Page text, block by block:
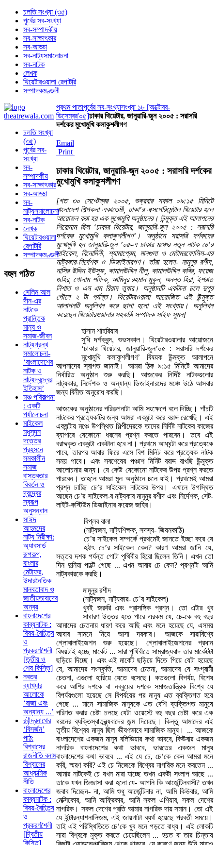
চলতি সংখ্যা (৩৫)
পূর্বের সব-সংখ্যা
সব-সম্পাদকীয়
সব-সাক্ষাৎকার
সব-আড্ডা
সব-নাট্যসমালোচনা
সব-নাটক
লেখক
থিয়েটারওয়ালা রেপাটরি
সম্পাদকমণ্ডলী
প্রথম পাতাপূর্বের সব-সংখ্যাসংখ্যা ১৮ [অক্টোবর-
ডিসেম্বর'০৫]ঢাকার থিয়েটার, জানুয়ারি-জুন ২০০৫ : সরাসরি
দর্শকের মুখোমুখি কলাকুশলীগণ
Email
Print
ঢাকার থিয়েটার, জানুয়ারি-জুন ২০০৫ : সরাসরি দর্শকের
মুখোমুখি কলাকুশলীগণ
[গত ৩০ সেপ্টেম্বর ২০০৫, শুক্রবার সকাল ০৯:১৫ মিনিটে
বাংলাদেশ শিল্পকলা একাডেমী, ঢাকা’র এক্সপেরিমেন্টাল থিয়েটার হলে
আয়োজন করা হয় এক মুখোমুখি অনুষ্ঠানের। উন্মুক্ত এই আলাপনের
শিরোনাম ছিল ‘ঢাকার থিয়েটার, জানুয়ারি-জুন ২০০৫ : সরাসরি
দর্শকের মুখোমুখি কলাকুশলীগণ’। অনুষ্ঠানে সরাসরি দর্শকদের
মুখোমুখি হন জানুয়ারি-জুন ’০৫-এ ঢাকার মঞ্চের নতুন নাটক চে’র
সাইকেল, বিনোদিনী, শ্যামাপ্রেম, মানগুলা ও মেটামরফোসিস-এর
নাট্যকার-নির্দেশক ও ডিজাইনারগণ। তাঁরা হলেন- মামুনুর রশীদ,
নাসির উদ্দিন ইউসুফ, কামালউদ্দিন নীলু, কামালউদ্দিন কবির, ফয়েজ
জহির, গোলাম শফিক, আমিনুর রহমান মুকুল, অনন্ত হিরা, ইশরাত
নিশাত ও এস এম রিয়াদ তুষার। অনুষ্ঠানটি একটানা চলে দুপুর
পৌনে ২ টা পর্যন্ত। থিয়েটারওয়ালা আয়োজিত এই উন্মুক্ত
আলাপনটি অনুলিখন করে ছাপা হলো এই সংখ্যায়। অনুলিখন
করেছেন থিয়েটারওয়ালার সহকারী সম্পাদক সাইফ সুমন]
হাসান শাহরিয়ার
সুধি দর্শকবৃন্দ, শুভসকাল। থিয়েটারওয়ালার আয়োজনে
‘ঢাকার থিয়েটার, জানুয়ারি-জুন’০৫ : সরাসরি দর্শকের
মুখোমুখি কলাকুশলীগণ’ বিষয়ক উন্মক্ত আলাপনে
আপনাদের স্বাগত জানাই। আমরা ঠিক ৯:১৫ মিনিটে আমাদের
নির্ধারিত অনুষ্ঠান শুরু করছি। আজকের নির্দিষ্ট নাটকগুলোর
নাট্যকার, নির্দেশক ও অন্যান্য ডিজাইনারদের মঞ্চে উঠে আসবার
জন্য বিনীত অনুরোধ করছি।
আজকের অনুষ্ঠানের পরিকল্পনাটা আমি সংক্ষেপে বলে দিচ্ছি। পাঁচটি
নাটকের প্রত্যেকটির জন্য আমরা একঘন্টা করে বরাদ্দ রেখেছি। এই
একঘন্টায় মঞ্চে উপস্থিত শিল্পীদেরকে তাদের নির্দিষ্ট নাটকের কাজের
ব্যাপারে যেকোনো ধরনের প্রশ্ন করতে পারবেন। তবে এই
বরাদ্দকৃত একঘন্টা একটানা হবে না। প্রথমে আধঘন্টা করে প্রত্যেকে
পাবে, তারপর আবার ফিরে এসে বিশ মিনিট করে প্রত্যেক নাটক
সময় পাবে। এবং সবশেষের পঞ্চাশ মিনিট বরাদ্দ রাখছি উন্মুক্ত
আলোচনার জন্য। যে কেউ যেকোনো নাটকের উপর প্রশ্ন করতে
পারবেন। তাহলে আমরা মূল অনুষ্ঠানে চলে যাই। প্রথমেই আমরা
প্রশ্ন চাচ্ছি চে’র সাইকেল নাটকের উপর। এখানে উপস্থিত
আছেন চে’র সাইকেল-র নাট্যকার মামুনুর রশীদ এবং নির্দেশক, সেট-
লাইট-কস্টিউম ডিজাইনার ফয়েজ জহির।
বিপ্লব বালা
(নাট্যজন, নাট্যশিক্ষক, সদস্য- জিয়নকাঠি)
চে’র সাইকেল সম্পর্কে প্রথমেই জানতে ইচ্ছা করে যে
হঠাৎ চে’র সাইকেল কেন? কারণ আমরা জানি যে,
সত্তর দশক পর্যন্ত গোটা পৃথিবীর হিরো ছিলেন তিনি। এখন তো
দিন দুনিয়া পাল্টে গেছে ... এখন আবার চে কেন? প্রশ্নটা আমি
নাট্যকারকে করছি।
মামুনুর রশীদ
(নাট্যজন, নাট্যকার- চে’র সাইকেল)
খুবই জরুরি এবং প্রাসঙ্গিক প্রশ্ন। তো এটার খুব
সাধারণ উত্তর হতে পারে এরকম যে, চে-কে বহু বছর
আমাদের চেতনায় ধারণ করে আছি এবং মনে হয়েছে যে, এসময়
আবার সামনে নিয়ে আসা দরকার। আজকে সারাবিশ্বে
গ্লোবালাইজেশন শুরু হয়েছে। গ্লোবালাইজেশনের প্রধান
বিষয়টাই হচ্ছে মার্কেট ... সারা পৃথিবীতে সাম্রাজ্যবাদ তার মার্কেটটা
ছড়িয়ে দিচ্ছে। এবং এই মার্কেট ছড়িয়ে দিতে গিয়ে যেটা হয়েছে
যে, আমাদের সংস্কৃতি, আমাদের চেতনা, আমাদের যে সংগ্রামী
চেতনা, এগুলো হারিয়ে যেতে বসেছে। কতগুলো বিপর্যয়, বিশেষ
করে আশির দশকে বা নব্বুয়ের দশকে সমাজতান্ত্রিক বিশ্বে যে
বিপর্যয়গুলো হয়েছে সে বিপর্যয়ের পর মানুষ এত ব্যক্তিগত হয়ে
গেছে ... মানে সামাজিক মানুষকে এত বেশি ব্যক্তিগত মানুষে
পরিণত করার চেষ্টা চলছে যেটা ওয়েস্টে বহু বছর চেষ্টা করে এক
ধরনের ব্যক্তিস্বাতন্ত্র্যবাদের জন্ম দিয়েছে। কিন্তু আমাদের এই
তৃতীয় বিশ্বের মানুষ ছিল ভীষণভাবে সামাজিক মানুষ। ... আজকে
বাংলাদেশের একজন মানুষ বলিভিয়ার কথা ভাববে, কিউবার একজন
নাগরিক বাংলাদেশের কথা ভাববে, ভারতের একজন মানুষ
বাংলাদেশের কথা ভাববে ... এই যে চে, চে’কে কেন আমরা মনে
করি, স্মরণ করি? এই চে নিজেকে বিশ্বের নাগরিক মনে করতেন ...
আমার নাটকেই চে যখন মারা যাচ্ছে তখন একটা সংলাপ আছে ...
তাকে যখন জিজ্ঞাসা করা হলো যে- আপনি কি আর্জেন্টিনবাসী? তখন
জবাব দিচ্ছেন- না, আমি শুধু আর্জেন্টিনার না, আমি কিউবার, আমি
মেক্সিকোর, আমি আফ্রিকার, আমি সকল এশিয়ার, সকল দেশের
নাগরিক। সকল দেশের প্রতি আমার নাগরিক দায় সমান। তো এই
যে ইন্টারন্যাশনালিজম, এই জায়গাটা ব্যর্থ হয়েছে পরবর্তী সময়ে।
তাই এই পরিস্থিতিতে চে’কে খুব মনে পড়তে বাধ্য। এই লোকটি
সারা বিশ্বকে মুক্ত করতে চেয়েছিলেন ... হয়ত বা তার চিন্তায়
চলতি সংখ্যা
(৩৫)
পূর্বের সব-
সংখ্যা
সব-
সম্পাদকীয়
সব-সাক্ষাৎকার
সব-আড্ডা
সব-
নাট্যসমালোচনা
সব-নাটক
লেখক
থিয়েটারওয়ালা
রেপাটরি
সম্পাদকমণ্ডলী
বহুলপঠিত
সেলিম আল
দীন-এর
নাটকে
প্রান্তিক
মানুষ ও
সমাজ-জীবন
নাট্যগ্রন্থ
সমালোচনা-
‘বাংলাদেশের
নাটক ও
নাট্যদ্বন্দ্বের
ইতিহাস’
মঞ্চ পরিকল্পনা
: একটি
পর্যালোচনা
মাইকেল
মধুসূদন
দত্তের
প্রহসনে
সমকালীন
সমাজ
বাস্তবতার
বিবর্তন ও
দ্বন্দ্বের
স্বরূপ
অনুসন্ধান
সাঈদ
আহমদের
নাট্য নিরীক্ষা:
অ্যাবসার্ড
রূপকল্প,
বাংলার
মেটাফর,
উদারনৈতিক
মানবতাবাদ ও
জাতীয়তাবাদের
অন্বয়
বাংলাদেশের
কাব্যনাটক :
বিষয়-বৈচিত্র্য
ও
প্রকরণশৈলী
[তৃতীয় ও
শেষ কিস্তি]
নবতর
ব্যাখ্যার
আলোকে
‘রাজা এবং
অন্যান্য ...’
রবীন্দ্রনাথের
‘বিসর্জন’
পাঠ:
বিশ্বাসের
রাজনীতি বনাম
বিশ্বাসের
আধ্যাত্মিক
নীতি
বাংলাদেশের
কাব্যনাটক :
বিষয়-বৈচিত্র্য
ও
প্রকরণশৈলী
[দ্বিতীয়
কিস্তি]